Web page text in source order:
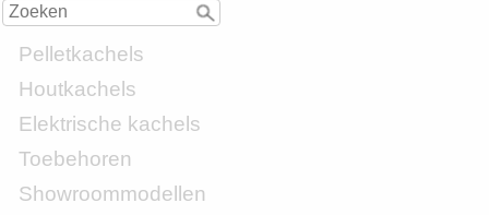
Pelletkachels
Houtkachels
Elektrische kachels
Toebehoren
Showroommodellen